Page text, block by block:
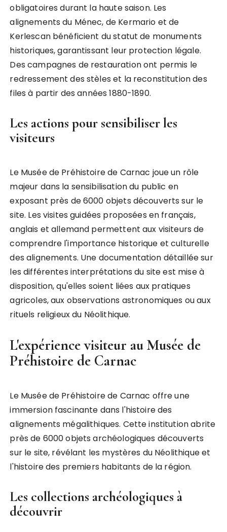
obligatoires durant la haute saison. Les
alignements du Ménec, de Kermario et de
Kerlescan bénéficient du statut de monuments
historiques, garantissant leur protection légale.
Des campagnes de restauration ont permis le
redressement des stèles et la reconstitution des
files à partir des années 1880-1890.
Les actions pour sensibiliser les
visiteurs
Le Musée de Préhistoire de Carnac joue un rôle
majeur dans la sensibilisation du public en
exposant près de 6000 objets découverts sur le
site. Les visites guidées proposées en français,
anglais et allemand permettent aux visiteurs de
comprendre l'importance historique et culturelle
des alignements. Une documentation détaillée sur
les différentes interprétations du site est mise à
disposition, qu'elles soient liées aux pratiques
agricoles, aux observations astronomiques ou aux
rituels religieux du Néolithique.
L'expérience visiteur au Musée de
Préhistoire de Carnac
Le Musée de Préhistoire de Carnac offre une
immersion fascinante dans l'histoire des
alignements mégalithiques. Cette institution abrite
près de 6000 objets archéologiques découverts
sur le site, révélant les mystères du Néolithique et
l'histoire des premiers habitants de la région.
Les collections archéologiques à
découvrir